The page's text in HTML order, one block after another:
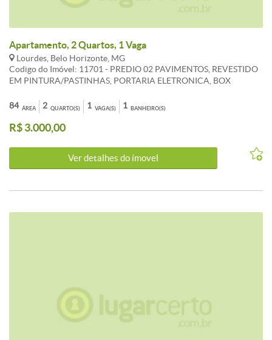
Apartamento, 2 Quartos, 1 Vaga
Lourdes, Belo Horizonte, MG
Codigo do Imóvel: 11701 - PREDIO 02 PAVIMENTOS, REVESTIDO
EM PINTURA/PASTINHAS, PORTARIA ELETRONICA, BOX
SEMI MOBILIADO, SENDO 02 QUARTOS C/ARMÁRIOS, PISO
TACO, SALA P/2AMBIENTES, PISO TACO, 1 BANHO SOCIAL. OBS:
A POSSIBILIDADE DE TIRAR A MOBILIA..
ÁREA
84 QUARTO(S)
2 VAGA(S)
1 BANHEIRO(S)
1
R$ 3.000,00
Ver detalhes do ímovel